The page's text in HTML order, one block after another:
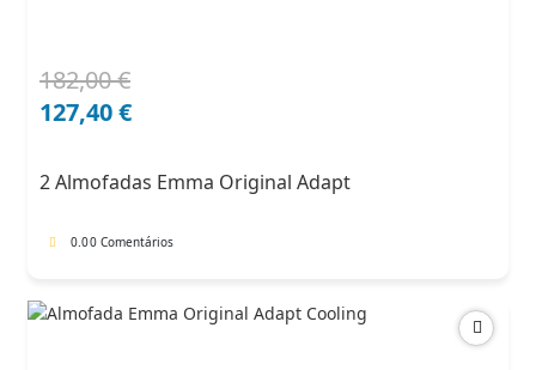
182,00€
O
preço
182,00 €.
127,40€
O
preço
127,40 €.
2 Almofadas Emma Original Adapt
0.00 Comentários